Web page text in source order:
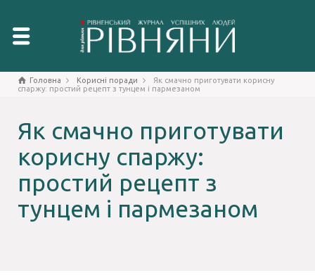
Головна Корисні поради
Як смачно приготувати корисну
спаржу: простий рецепт з тунцем і пармезаном
Як смачно приготувати
корисну спаржу:
простий рецепт з
тунцем і пармезаном